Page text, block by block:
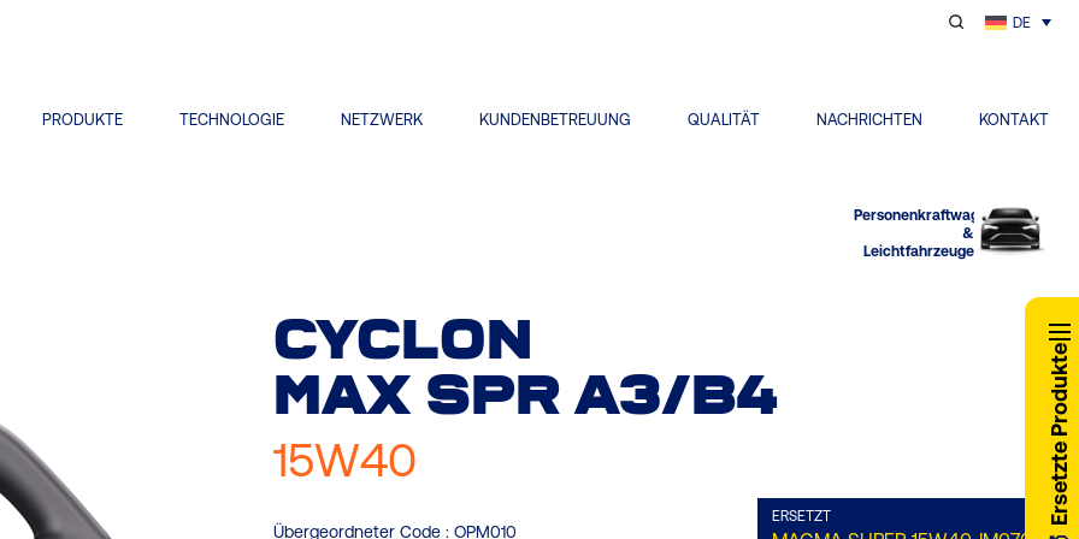
DE
PRODUKTE TECHNOLOGIE NETZWERK KUNDENBETREUUNG QUALITÄT NACHRICHTEN KONTAKT
Ersetzte Produkte
Personenkraftwagen
&
Leichtfahrzeuge
CYCLON
MAX SPR A3/B4
15W40
Übergeordneter Code : OPM010
ERSETZT